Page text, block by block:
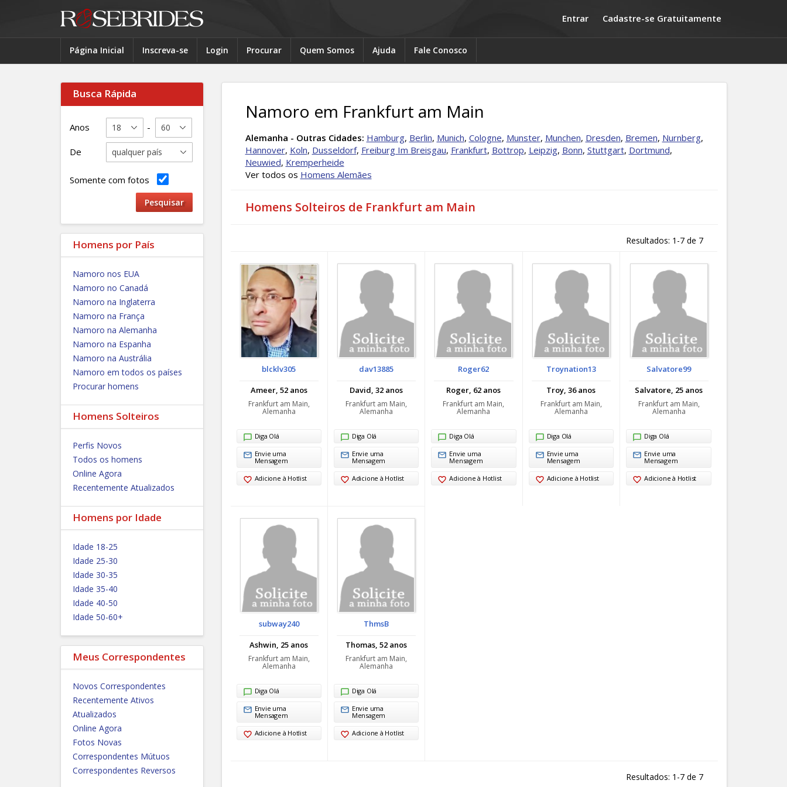
Entrar Cadastre-se Gratuitamente
Página Inicial Inscreva-se Login Procurar Quem Somos Ajuda Fale Conosco
Busca Rápida
Anos -
De
Somente com fotos
Homens por País
Namoro nos EUA
Namoro no Canadá
Namoro na Inglaterra
Namoro na França
Namoro na Alemanha
Namoro na Espanha
Namoro na Austrália
Namoro em todos os países
Procurar homens
Homens Solteiros
Perfis Novos
Todos os homens
Online Agora
Recentemente Atualizados
Homens por Idade
Idade 18-25
Idade 25-30
Idade 30-35
Idade 35-40
Idade 40-50
Idade 50-60+
Meus Correspondentes
Novos Correspondentes
Recentemente Ativos
Atualizados
Online Agora
Fotos Novas
Correspondentes Mútuos
Correspondentes Reversos
Namoro em Frankfurt am Main
Alemanha - Outras Cidades: Hamburg, Berlin, Munich, Cologne, Munster, Munchen, Dresden, Bremen, Nurnberg,
Hannover, Koln, Dusseldorf, Freiburg Im Breisgau, Frankfurt, Bottrop, Leipzig, Bonn, Stuttgart, Dortmund,
Neuwied, Kremperheide
Ver todos os Homens Alemães
Homens Solteiros de Frankfurt am Main
Resultados: 1-7 de 7
blcklv305
Ameer, 52 anos
Frankfurt am Main,
Alemanha
Diga Olá
Envie uma
Mensagem
Adicione à Hotlist
dav13885
David, 32 anos
Frankfurt am Main,
Alemanha
Diga Olá
Envie uma
Mensagem
Adicione à Hotlist
Roger62
Roger, 62 anos
Frankfurt am Main,
Alemanha
Diga Olá
Envie uma
Mensagem
Adicione à Hotlist
Troynation13
Troy, 36 anos
Frankfurt am Main,
Alemanha
Diga Olá
Envie uma
Mensagem
Adicione à Hotlist
Salvatore99
Salvatore, 25 anos
Frankfurt am Main,
Alemanha
Diga Olá
Envie uma
Mensagem
Adicione à Hotlist
subway240
Ashwin, 25 anos
Frankfurt am Main,
Alemanha
Diga Olá
Envie uma
Mensagem
Adicione à Hotlist
ThmsB
Thomas, 52 anos
Frankfurt am Main,
Alemanha
Diga Olá
Envie uma
Mensagem
Adicione à Hotlist
Resultados: 1-7 de 7